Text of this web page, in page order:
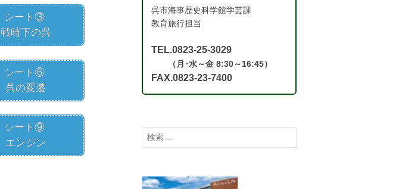
シート③
戦時下の呉
シート⑥
呉の変遷
シート⑨
エンジン
呉市海事歴史科学館学芸課
教育旅行担当
TEL.0823-25-3029
（月･水～金 8:30～16:45）
FAX.0823-23-7400
検
索: